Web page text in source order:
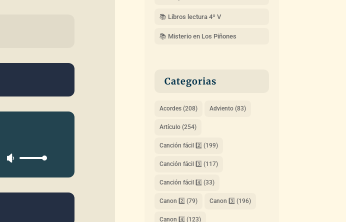
Utiliza
📚 Libros lectura 4º V
📚 Misterio en Los Piñones
Categorias
Acordes(208) Adviento(83)
Artículo(254)
Canción fácil 2️⃣ (199)
Canción fácil 3️⃣ (117)
Canción fácil 4️⃣ (33)
Canon 2️⃣ (79) Canon 3️⃣ (196)
Canon 4️⃣ (123)